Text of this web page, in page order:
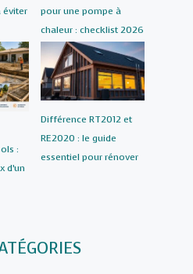
éviter
pour une pompe à
chaleur : checklist 2026
:
d’un
Différence RT2012 et
RE2020 : le guide
essentiel pour rénover